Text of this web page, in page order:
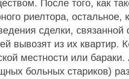
После того, как
риелтора, остальное,
сделки, связанной
вывозят из их квартир.
местности или бараки.
больных стариков)